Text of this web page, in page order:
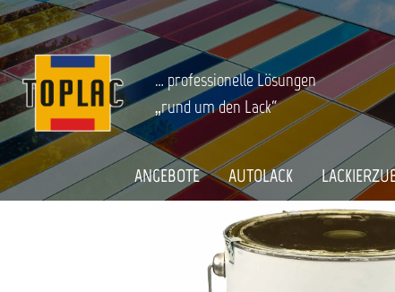
Zur Hauptnavigation springen
… professionelle Lösungen
„rund um den Lack“
ANGEBOTE AUTOLACK
Startseite BOOT & CARAVAN Bootslacke Grundierungen & Spachtel
EPIFANES EPOXY 2K HB COAT
Bildergalerie überspringen